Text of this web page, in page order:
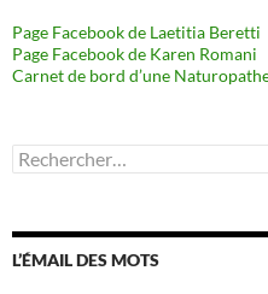
Page Facebook de Laetitia Beretti
Page Facebook de Karen Romani
Carnet de bord d’une
Rechercher :
L’ÉMAIL DES MOTS